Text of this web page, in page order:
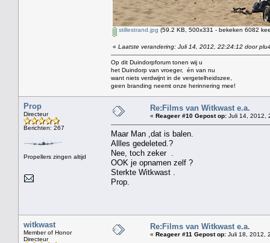
stillestrand.jpg (59.2 KB, 500x331 - bekeken 6082
« Laatste verandering: Juli 14, 2012, 22:24:12 door
Op dit Duindorpforum tonen wij u
het Duindorp van vroeger, én van nu
want niets verdwijnt in de vergetelheidszee,
geen branding neemt onze herinnering mee!
Prop
Directeur
Berichten: 267
Propellers zingen altijd
Re:Films van Witkwast e.a.
« Reageer #10 Gepost op: Juli 14, 2012,
Maar Man ,dat is balen.
Allles gedeleted.?
Nee, toch zeker .
OOK je opnamen zelf ?
Sterkte Witkwast .
Prop.
witkwast
Member of Honor
Directeur
Re:Films van Witkwast e.a.
« Reageer #11 Gepost op: Juli 18, 2012,